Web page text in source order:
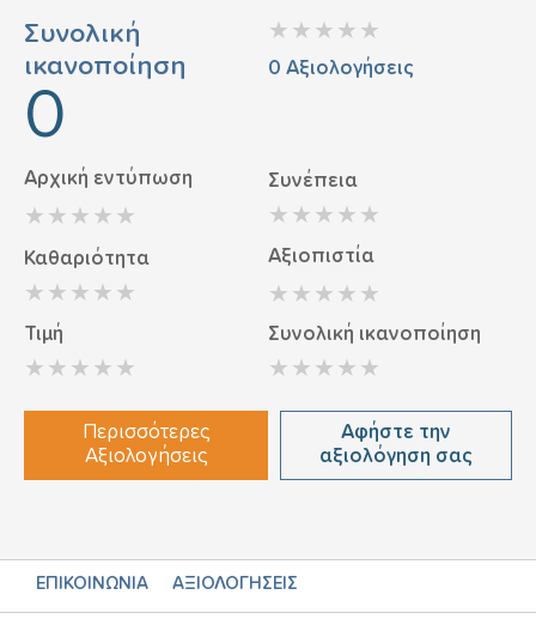
Συνολική
ικανοποίηση
0
0 Αξιολογήσεις
Αρχική εντύπωση Συνέπεια
Καθαριότητα Αξιοπιστία
Τιμή Συνολική ικανοποίηση
Περισσότερες
Αξιολογήσεις
Αφήστε την
αξιολόγηση σας
ΕΠΙΚΟΙΝΩΝΙΑ ΑΞΙΟΛΟΓΗΣΕΙΣ